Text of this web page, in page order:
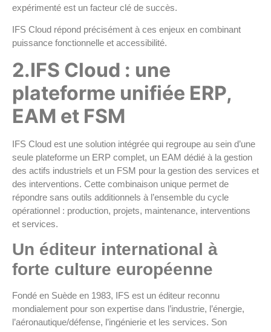
expérimenté est un facteur clé de succès.
IFS Cloud répond précisément à ces enjeux en combinant
puissance fonctionnelle et accessibilité.
2.IFS Cloud : une
plateforme unifiée ERP,
EAM et FSM
IFS Cloud est une solution intégrée qui regroupe au sein d’une
seule plateforme un ERP complet, un EAM dédié à la gestion
des actifs industriels et un FSM pour la gestion des services et
des interventions. Cette combinaison unique permet de
répondre sans outils additionnels à l’ensemble du cycle
opérationnel : production, projets, maintenance, interventions
et services.
Un éditeur international à
forte culture européenne
Fondé en Suède en 1983, IFS est un éditeur reconnu
mondialement pour son expertise dans l’industrie, l’énergie,
l’aéronautique/défense, l’ingénierie et les services. Son